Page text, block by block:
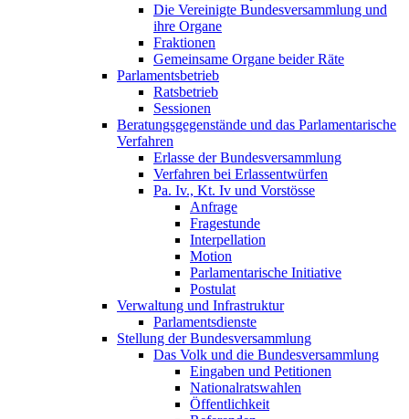
Die Vereinigte Bundesversammlung und
ihre Organe
Fraktionen
Gemeinsame Organe beider Räte
Parlamentsbetrieb
Ratsbetrieb
Sessionen
Beratungsgegenstände und das Parlamentarische
Verfahren
Erlasse der Bundesversammlung
Verfahren bei Erlassentwürfen
Pa. Iv., Kt. Iv und Vorstösse
Anfrage
Fragestunde
Interpellation
Motion
Parlamentarische Initiative
Postulat
Verwaltung und Infrastruktur
Parlamentsdienste
Stellung der Bundesversammlung
Das Volk und die Bundesversammlung
Eingaben und Petitionen
Nationalratswahlen
Öffentlichkeit